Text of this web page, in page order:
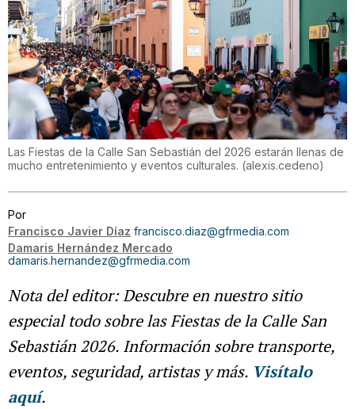
Las Fiestas de la Calle San Sebastián del 2026 estarán llenas de
mucho entretenimiento y eventos culturales. (alexis.cedeno)
Por
Francisco Javier Díaz francisco.diaz@gfrmedia.com
Damaris Hernández Mercado
damaris.hernandez@gfrmedia.com
Nota del editor: Descubre en nuestro sitio
especial todo sobre las Fiestas de la Calle San
Sebastián 2026. Información sobre transporte,
eventos, seguridad, artistas y más. Visítalo
aquí.